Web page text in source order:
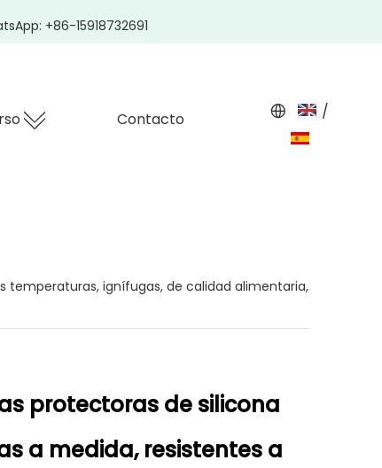
+86-15918732691
Contacto /
temperaturas, ignífugas, de calidad alimentaria,
protectoras de silicona
a medida, resistentes a